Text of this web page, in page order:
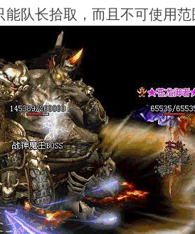
队长拾取，而且不可使用